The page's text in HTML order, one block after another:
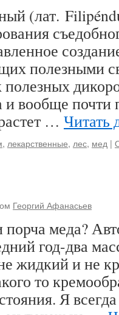
(лат.
полезными
и вообще почти
… Читать
, лекарственные, лес, мед |
Георгий Афанасьев
меда?
год-два
жидкий и не
то
Я